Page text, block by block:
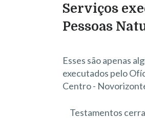
Serviços
Pessoas
Esses são apenas
executados pelo
Centro -
Testamentos